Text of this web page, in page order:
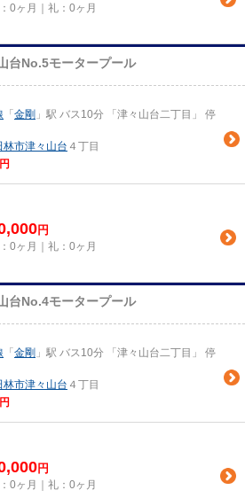
0ヶ月｜礼：0ヶ月
台No.5モータープール
「 金剛 」駅 バス10分 「津々山台二丁目」 停
林市津々山台 ４丁目
円
円
0ヶ月｜礼：0ヶ月
台No.4モータープール
「 金剛 」駅 バス10分 「津々山台二丁目」 停
林市津々山台 ４丁目
円
円
0ヶ月｜礼：0ヶ月